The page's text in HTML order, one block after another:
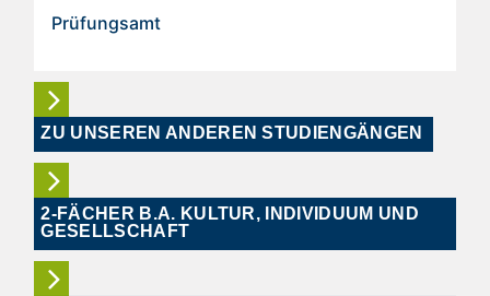
Prüfungsamt
ZU UNSEREN ANDEREN STUDIENGÄNGEN
2-FÄCHER B.A. KULTUR, INDIVIDUUM UND
GESELLSCHAFT